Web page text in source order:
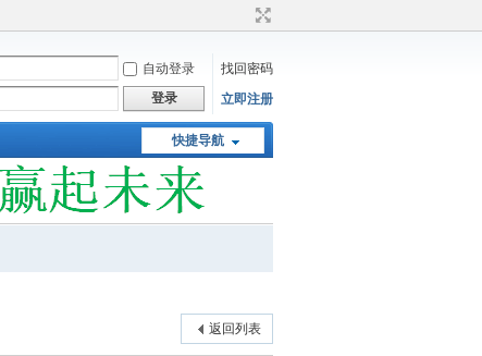
自动登录
找回密码
登录 立即注册
快捷导航
返回列表